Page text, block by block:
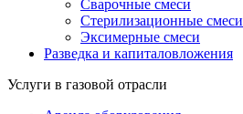
Сварочные смеси
Стерилизационные смеси
Эксимерные смеси
Разведка и капиталовложения
Услуги в газовой отрасли